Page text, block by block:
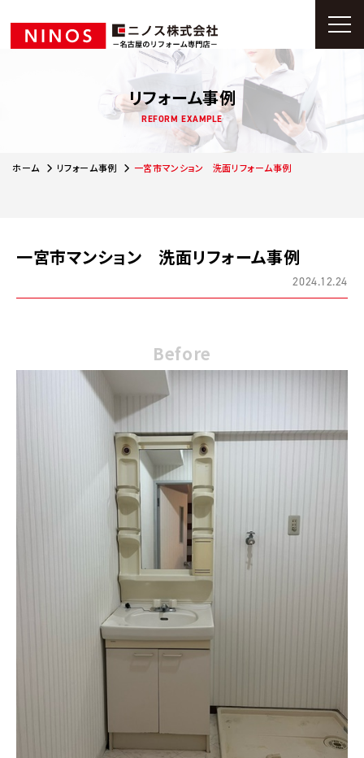
リフォーム事例
REFORM EXAMPLE
ホーム リフォーム事例 一宮市マンション 洗面リフォーム事例
一宮市マンション 洗面リフォーム事例
2024.12.24